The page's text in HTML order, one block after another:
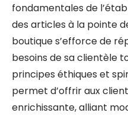
fondamentales de
des articles à la pointe
boutique s’efforce de
besoins de sa clientèle
principes éthiques et
permet d’offrir aux
enrichissante, alliant